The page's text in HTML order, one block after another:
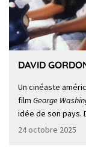
DAVID
Un cinéaste
film George
idée de son pays.
24 octobre 2025